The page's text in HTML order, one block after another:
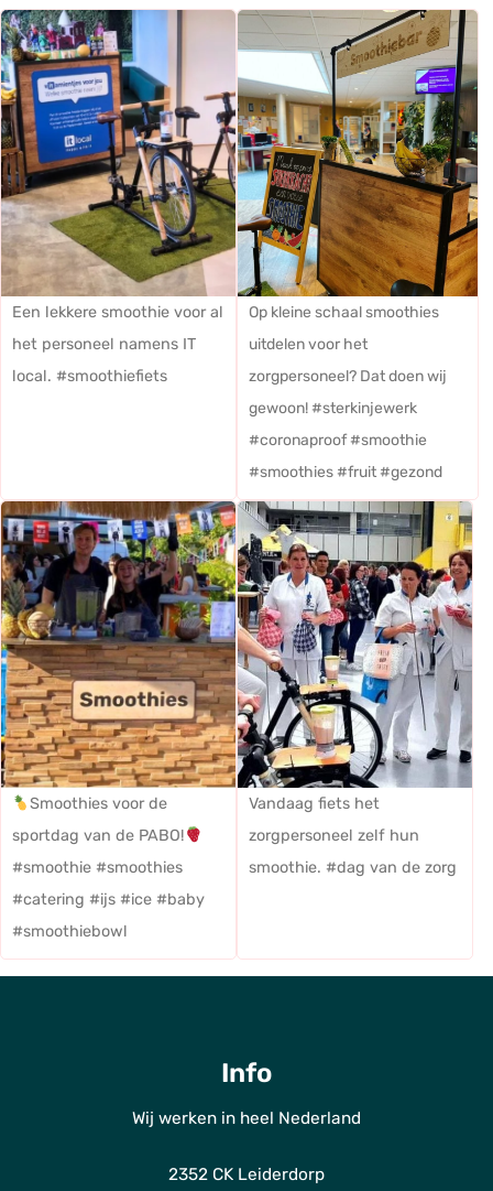
Een lekkere smoothie voor al
het personeel namens IT
local. #smoothiefiets
Op kleine schaal smoothies
uitdelen voor het
zorgpersoneel? Dat doen wij
gewoon! #sterkinjewerk
#coronaproof #smoothie
#smoothies #fruit #gezond
Smoothies voor de
sportdag van de PABO!
#smoothie #smoothies
#catering #ijs #ice #baby
#smoothiebowl
Vandaag fiets het
zorgpersoneel zelf hun
smoothie. #dag van de zorg
Info
Wij werken in heel Nederland
2352 CK Leiderdorp